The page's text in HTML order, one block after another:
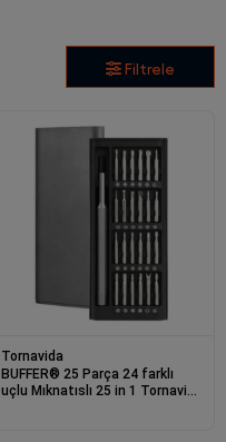
Filtrele
Tornavida
BUFFER® 25 Parça 24 farklı
uçlu Mıknatıslı 25 in 1 Tornavida